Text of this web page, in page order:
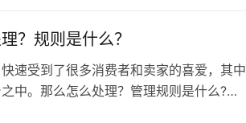
？规则是什么？
受到了很多消费者和卖家的喜爱，其中
中。那么怎么处理？管理规则是什么?